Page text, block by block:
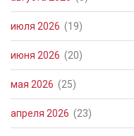
июля 2026 (19)
июня 2026 (20)
мая 2026 (25)
апреля 2026 (23)